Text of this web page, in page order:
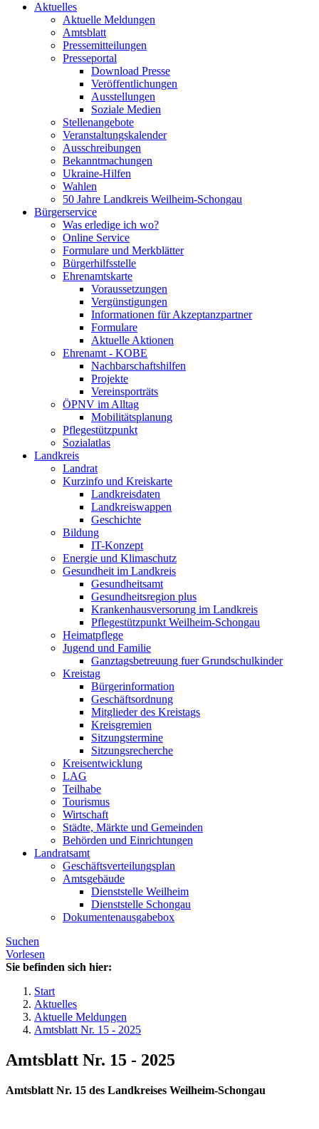
Aktuelles
Aktuelle Meldungen
Amtsblatt
Pressemitteilungen
Presseportal
Download Presse
Veröffentlichungen
Ausstellungen
Soziale Medien
Stellenangebote
Veranstaltungskalender
Ausschreibungen
Bekanntmachungen
Ukraine-Hilfen
Wahlen
50 Jahre Landkreis Weilheim-Schongau
Bürgerservice
Was erledige ich wo?
Online Service
Formulare und Merkblätter
Bürgerhilfsstelle
Ehrenamtskarte
Voraussetzungen
Vergünstigungen
Informationen für Akzeptanzpartner
Formulare
Aktuelle Aktionen
Ehrenamt - KOBE
Nachbarschaftshilfen
Projekte
Vereinsporträts
ÖPNV im Alltag
Mobilitätsplanung
Pflegestützpunkt
Sozialatlas
Landkreis
Landrat
Kurzinfo und Kreiskarte
Landkreisdaten
Landkreiswappen
Geschichte
Bildung
IT-Konzept
Energie und Klimaschutz
Gesundheit im Landkreis
Gesundheitsamt
Gesundheitsregion plus
Krankenhausversorung im Landkreis
Pflegestützpunkt Weilheim-Schongau
Heimatpflege
Jugend und Familie
Ganztagsbetreuung fuer Grundschulkinder
Kreistag
Bürgerinformation
Geschäftsordnung
Mitglieder des Kreistags
Kreisgremien
Sitzungstermine
Sitzungsrecherche
Kreisentwicklung
LAG
Teilhabe
Tourismus
Wirtschaft
Städte, Märkte und Gemeinden
Behörden und Einrichtungen
Landratsamt
Geschäftsverteilungsplan
Amtsgebäude
Dienststelle Weilheim
Dienststelle Schongau
Dokumentenausgabebox
Suchen
Vorlesen
Sie befinden sich hier:
Start
Aktuelles
Aktuelle Meldungen
Amtsblatt Nr. 15 - 2025
Amtsblatt Nr. 15 - 2025
Amtsblatt Nr. 15 des Landkreises Weilheim-Schongau